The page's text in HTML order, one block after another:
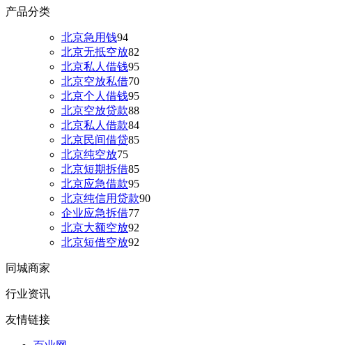
产品分类
北京急用钱94
北京无抵空放82
北京私人借钱95
北京空放私借70
北京个人借钱95
北京空放贷款88
北京私人借款84
北京民间借贷85
北京纯空放75
北京短期拆借85
北京应急借款95
北京纯信用贷款90
企业应急拆借77
北京大额空放92
北京短借空放92
同城商家
行业资讯
友情链接